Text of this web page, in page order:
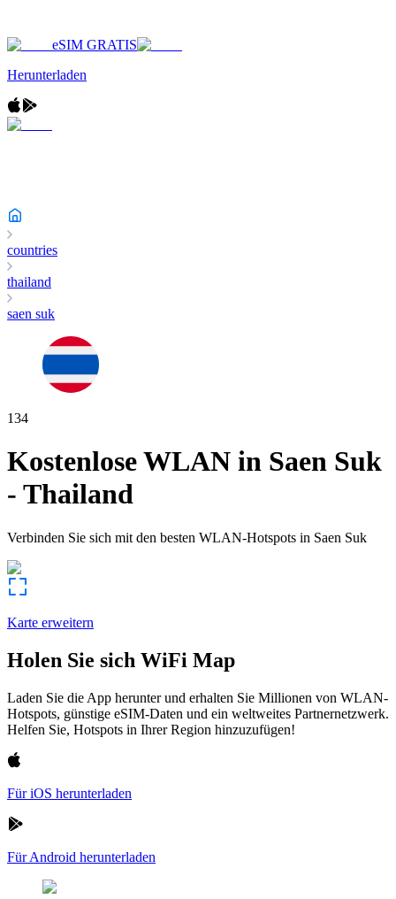
eSIM GRATIS
Herunterladen
countries
thailand
saen suk
134
Kostenlose WLAN in Saen Suk
- Thailand
Verbinden Sie sich mit den besten WLAN-Hotspots in Saen Suk
Karte erweitern
Holen Sie sich WiFi Map
Laden Sie die App herunter und erhalten Sie Millionen von WLAN-
Hotspots, günstige eSIM-Daten und ein weltweites Partnernetzwerk.
Helfen Sie, Hotspots in Ihrer Region hinzuzufügen!
Für iOS herunterladen
Für Android herunterladen